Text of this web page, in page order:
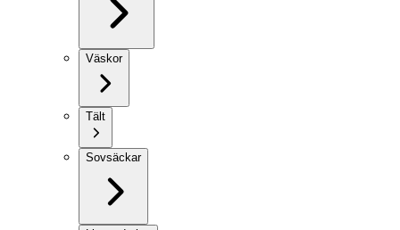
Väskor
Tält
Sovsäckar